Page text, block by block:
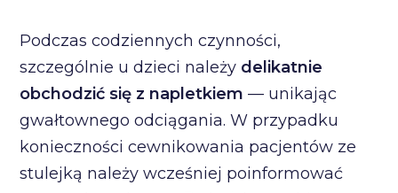
Podczas codziennych czynności,
szczególnie u dzieci należy delikatnie
obchodzić się z napletkiem –– unikając
gwałtownego odciągania. W przypadku
konieczności cewnikowania pacjentów ze
stulejką należy wcześniej poinformować